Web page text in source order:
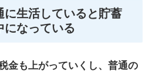
に生活していると貯蓄
になっている
金も上がっていくし、普通の